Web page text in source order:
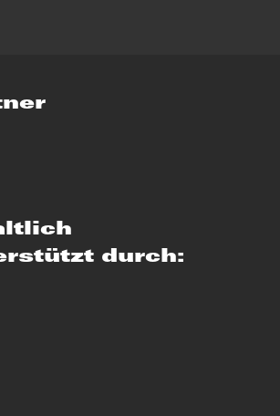
durch: